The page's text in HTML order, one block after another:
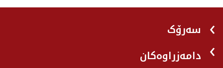
سەرۆک
دامەزراوەکان